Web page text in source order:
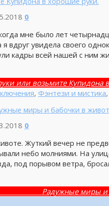
0
мне было лет
вдруг увидела своего
кадры всей нашей с ним
или возьмите Купидона
, Фэнтези и мистика,
в
0
Жуткий вечер не
небо молниями. На
под порывом ветра,
миры и